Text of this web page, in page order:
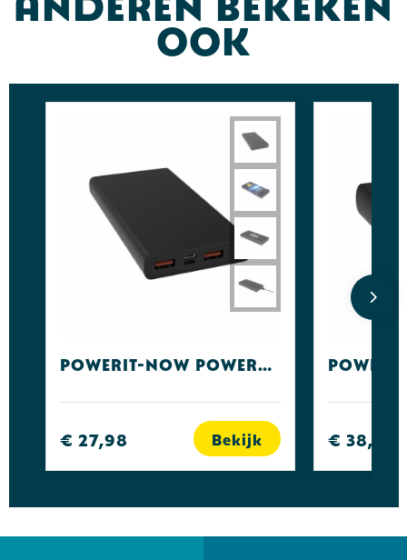
ook
Powerit-Now Powerbank QC3.0 20W 10000 mAh
€ 27,98 Bekijk € 38,39